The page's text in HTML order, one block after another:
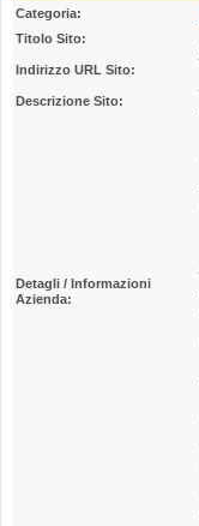
Categoria:
Titolo Sito:
Indirizzo URL Sito:
Descrizione Sito:
Detagli / Informazioni
Azienda: